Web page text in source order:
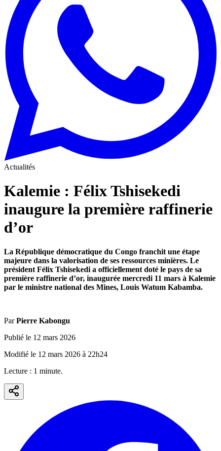
Actualités
Kalemie : Félix Tshisekedi
inaugure la première raffinerie
d’or
La République démocratique du Congo franchit une étape
majeure dans la valorisation de ses ressources minières. Le
président Félix Tshisekedi a officiellement doté le pays de sa
première raffinerie d’or, inaugurée mercredi 11 mars à Kalemie
par le ministre national des Mines, Louis Watum Kabamba.
Par Pierre Kabongu
Publié le 12 mars 2026
Modifié le 12 mars 2026 à 22h24
Lecture : 1 minute.